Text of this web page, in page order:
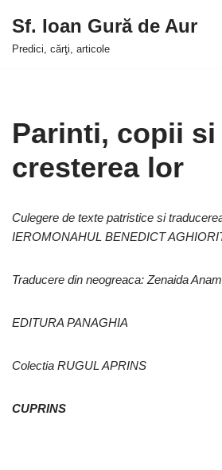
Sari
Sf. Ioan Gură de Aur
Predici, cărţi, articole
Parinti, copii si
cresterea lor
Culegere de texte patristice si
IEROMONAHUL BENEDICT
Traducere din neogreaca: Zenaida
EDITURA PANAGHIA
Colectia RUGUL APRINS
CUPRINS